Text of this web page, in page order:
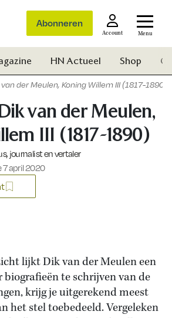
Abonneren
Account Menu
HN Actueel Shop
van der Meulen, Koning Willem III (1817-1890)
van der Meulen,
III (1817-1890)
journalist en vertaler
7 april 2020
lijkt Dik van der Meulen een
biografieën te schrijven van de
krijg je uitgerekend meest
het stel toebedeeld. Vergeleken